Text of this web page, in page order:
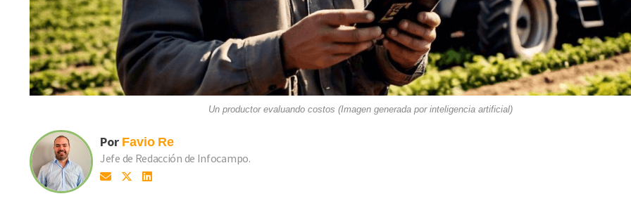
Un productor evaluando costos (Imagen generada por inteligencia artificial)
Por Favio Re
Jefe de Redacción de Infocampo.